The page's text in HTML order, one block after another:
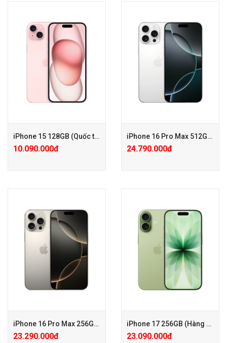
+ Tặng PGG PK 100.000đ
+ Bảo hành Mở rộng 24 tháng
chỉ với 600.000đ
+ KM: Tặng PGG 1.000.000đ (
Đã trừ vào giá )
+ Tặng PGG PK 100.000đ
+ Bảo hành Care Pro chỉ với
600.000đ
+ KM: Tặng PGG 500.000đ (
iPhone 15 128GB (Quốc tế 98-99%)
10.090.000đ
+ Tặng PGG PK 100.000đ
+ Bảo hành Care Pro chỉ với
500.000đ
+ KM: Tặng PGG 500.000đ (
iPhone 16 Pro Max 512GB (Quốc tế – Keng)
24.790.000đ
+ Tặng PGG PK 100.000đ
+ Bảo hành Care Pro chỉ với
600.000đ
+ KM: Tặng PGG 1.000.000đ (
iPhone 16 Pro Max 256GB (Quốc tế – Keng)
23.290.000đ
iPhone 17 256GB (Hàng công ty VN/A)
23.090.000đ